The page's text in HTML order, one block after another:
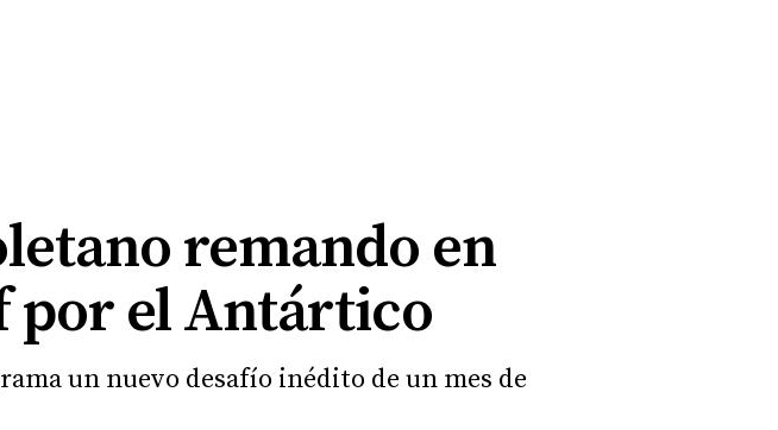
remando en
por el Antártico
un nuevo desafío inédito de un mes de